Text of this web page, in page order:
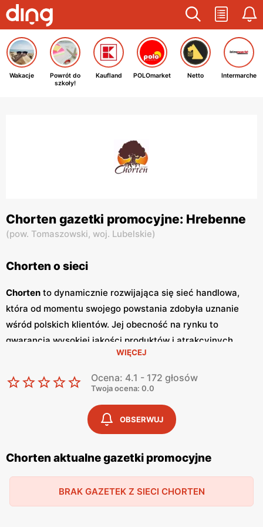
Wakacje
Powrót do
szkoły!
Kaufland POLOmarket Netto Intermarche
Chorten gazetki promocyjne: Hrebenne
(pow. Tomaszowski, woj. Lubelskie)
Chorten o sieci
Chorten to dynamicznie rozwijająca się sieć handlowa,
która od momentu swojego powstania zdobyła uznanie
wśród polskich klientów. Jej obecność na rynku to
gwarancja wysokiej jakości produktów i atrakcyjnych
Chortenzlokalizowane są głównie w
północno-wschodniej Polsce, a ich oferta obejmuje szeroki
wachlarz artykułów spożywczych oraz przemysłowych,
dostosowanych do potrzeb codziennego życia. Kluczowym
elementem strategii marketingowej sieci
regularnie wydawanegazetki promocyjne
cenne źródło informacji o bieżących
promocjach
Gazetki promocyjne
ukazują się co dwa
atrakcyjnych ofert oraz planowanie zakupów w sposób
WIĘCEJ
Ocena: 4.1 - 172 głosów
Twoja ocena: 0.0
OBSERWUJ
Chorten aktualne gazetki promocyjne
BRAK GAZETEK Z SIECI CHORTEN